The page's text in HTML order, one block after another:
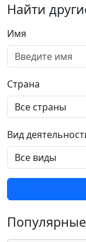
Найти
Имя
Страна
Вид